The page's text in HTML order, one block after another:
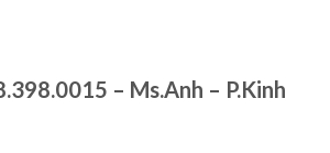
– Ms.Anh – P.Kinh